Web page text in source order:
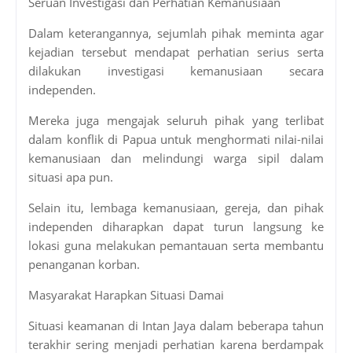
Dalam keterangannya, sejumlah pihak meminta agar
kejadian tersebut mendapat perhatian serius serta
dilakukan investigasi kemanusiaan secara
independen.
Mereka juga mengajak seluruh pihak yang terlibat
dalam konflik di Papua untuk menghormati nilai-nilai
kemanusiaan dan melindungi warga sipil dalam
situasi apa pun.
Selain itu, lembaga kemanusiaan, gereja, dan pihak
independen diharapkan dapat turun langsung ke
lokasi guna melakukan pemantauan serta membantu
penanganan korban.
Masyarakat Harapkan Situasi Damai
Situasi keamanan di Intan Jaya dalam beberapa tahun
terakhir sering menjadi perhatian karena berdampak